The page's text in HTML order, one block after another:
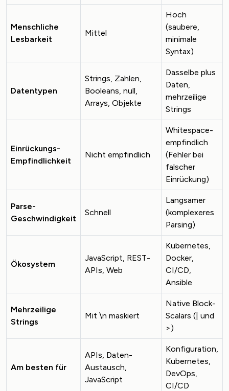
Menschliche
Lesbarkeit
Mittel
Hoch
(saubere,
minimale
Syntax)
Datentypen
Strings, Zahlen,
Booleans, null,
Arrays, Objekte
Dasselbe plus
Daten,
mehrzeilige
Strings
Einrückungs-
Empfindlichkeit
Nicht empfindlich
Whitespace-
empfindlich
(Fehler bei
falscher
Einrückung)
Parse-
Geschwindigkeit
Schnell
Langsamer
(komplexeres
Parsing)
Ökosystem
JavaScript, REST-
APIs, Web
Kubernetes,
Docker,
CI/CD,
Ansible
Mehrzeilige
Strings
Mit \n maskiert
Native Block-
Scalars (| und
>)
Am besten für
APIs, Daten-
Austausch,
JavaScript
Konfiguration,
Kubernetes,
DevOps,
CI/CD